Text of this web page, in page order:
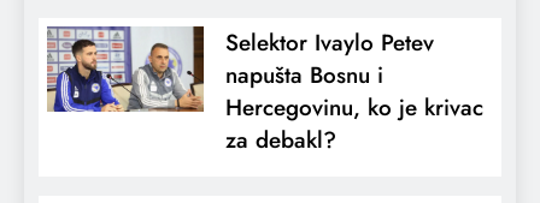
Selektor Ivaylo Petev
napušta Bosnu i
Hercegovinu, ko je krivac
za debakl?